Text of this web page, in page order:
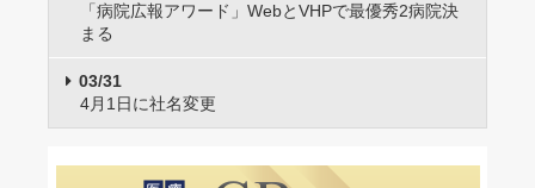
「病院広報アワード」WebとVHPで最優秀2病院決
まる
03/31
4月1日に社名変更